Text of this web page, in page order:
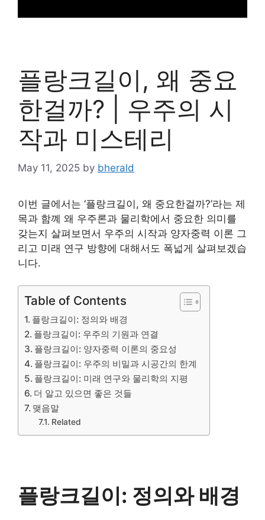
플랑크길이, 왜 중요
한걸까? | 우주의 시
작과 미스테리
May 11, 2025 by bherald
이번 글에서는 ‘플랑크길이, 왜 중요한걸까?’라는 제
목과 함꼐 왜 우주론과 물리학에서 중요한 의미를
갖는지 살펴보면서 우주의 시작과 양자중력 이론 그
리고 미래 연구 방향에 대해서도 폭넓게 살펴보겠습
니다.
Table of Contents
플랑크길이: 정의와 배경
플랑크길이: 우주의 기원과 연결
플랑크길이: 양자중력 이론의 중요성
플랑크길이: 우주의 비밀과 시공간의 한계
플랑크길이: 미래 연구와 물리학의 지평
더 알고 있으면 좋은 것들
맺음말
Related
플랑크길이: 정의와 배경